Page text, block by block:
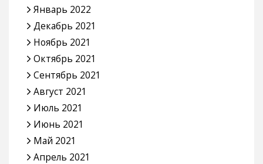
Январь 2022
Декабрь 2021
Ноябрь 2021
Октябрь 2021
Сентябрь 2021
Август 2021
Июль 2021
Июнь 2021
Май 2021
Апрель 2021